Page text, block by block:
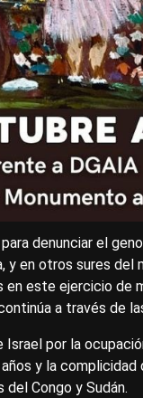
denunciar el
y en otros sures
este ejercicio de
a través de
Israel por la
y la complicidad
Congo y Sudán.